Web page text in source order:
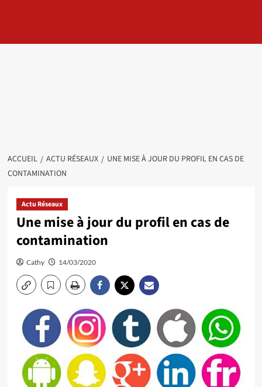
ACCUEIL ACTU RÉSEAUX
UNE MISE À JOUR DU PROFIL EN CAS DE
CONTAMINATION
Actu Réseaux
Une mise à jour du profil en cas de
contamination
Cathy 14/03/2020